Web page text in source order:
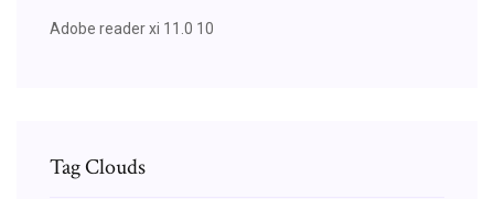
Adobe reader xi 11.0 10
Tag Clouds